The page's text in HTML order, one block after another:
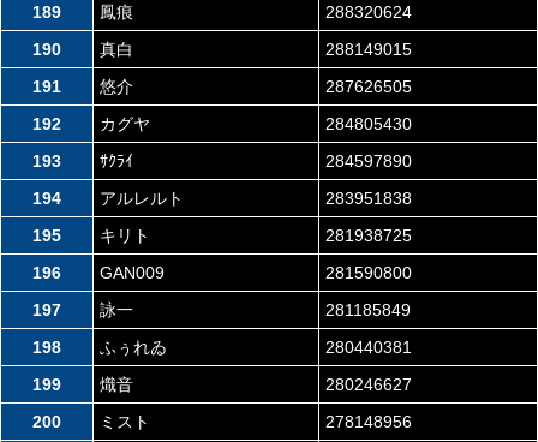
189
鳳痕
288320624
190
真白
288149015
191
悠介
287626505
192
カグヤ
284805430
193
ｻｸﾗｲ
284597890
194
アルレルト
283951838
195
キリト
281938725
196
GAN009
281590800
197
詠一
281185849
198
ふぅれゐ
280440381
199
熾音
280246627
200
ミスト
278148956